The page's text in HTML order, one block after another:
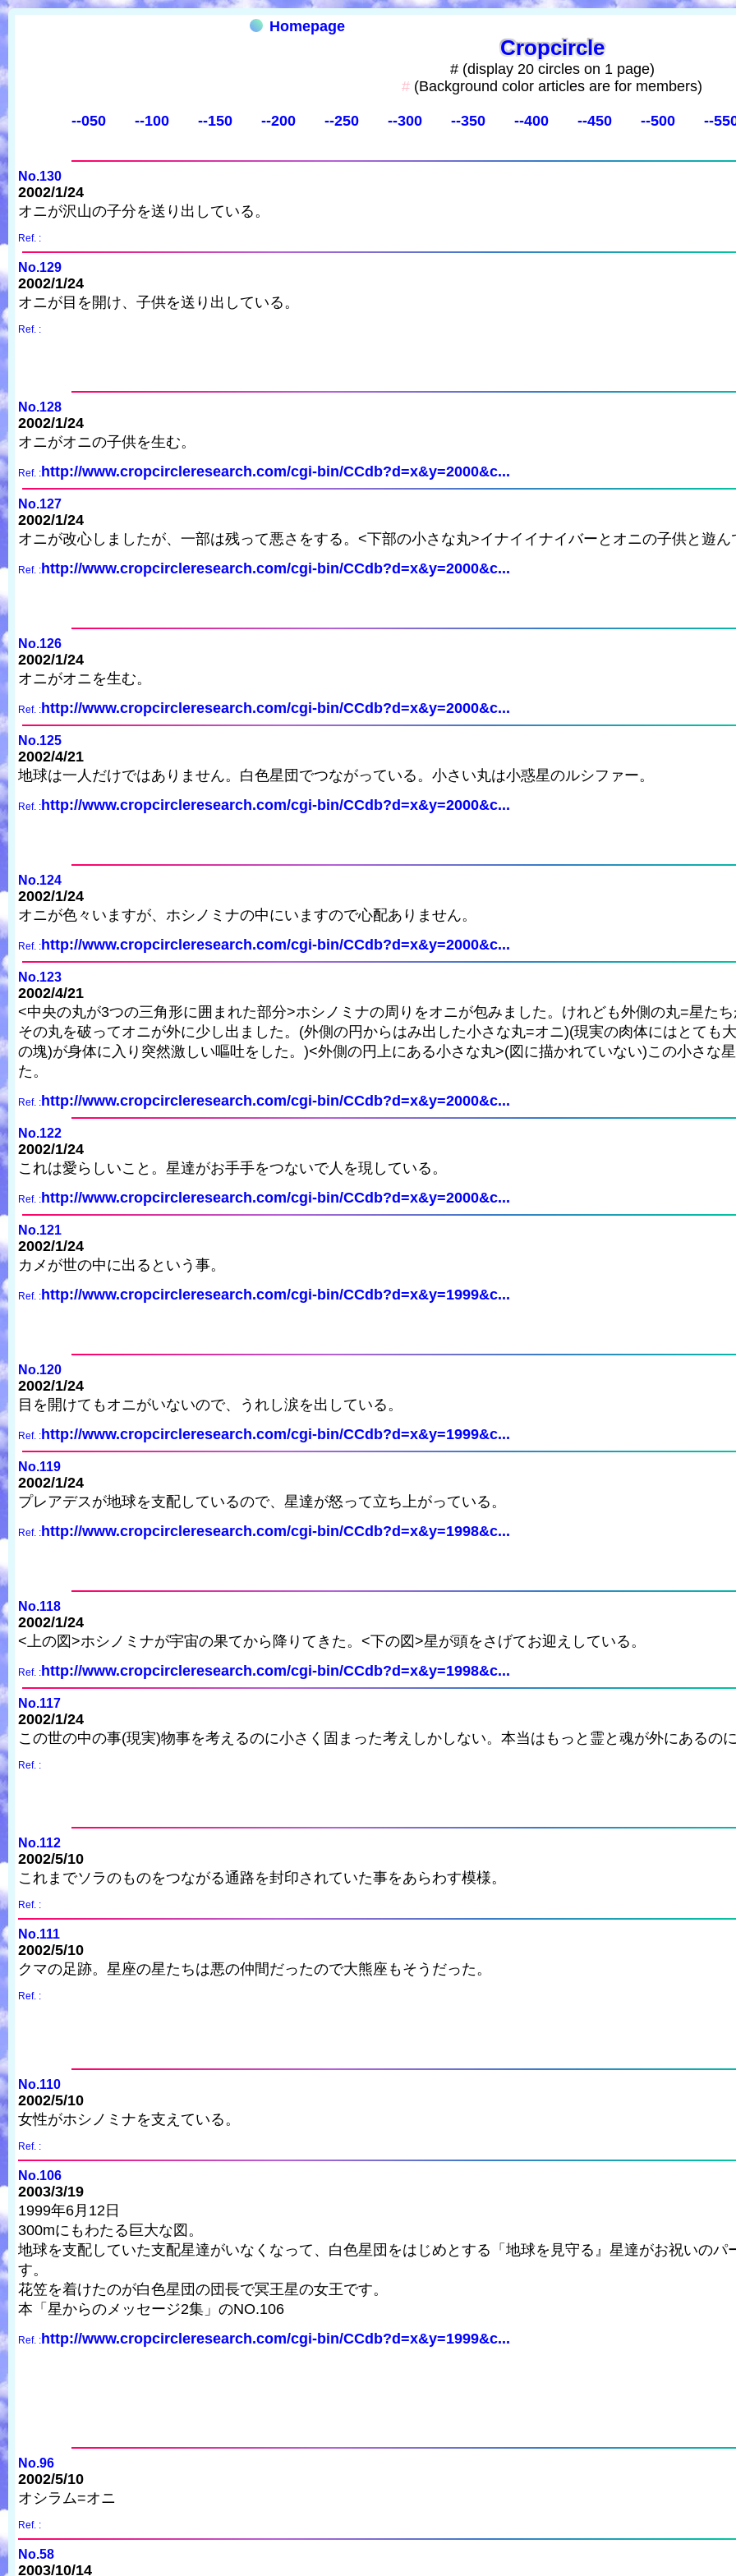
Homepage
Cropcircle
# (display 20 circles on 1 page)
# (Background color articles are for members)
--050 --100 --150 --200 --250 --300 --350 --400 --450 --500 --
No.130
2002/1/24
オニが沢山の子分を送り出している。
Ref. :
No.129
2002/1/24
オニが目を開け、子供を送り出している。
Ref. :
No.128
2002/1/24
オニがオニの子供を生む。
Ref. : http://www.cropcircleresearch.com/cgi-bin/CCdb?d=x&y=2000&c...
No.127
2002/1/24
オニが改心しましたが、一部は残って悪さをする。<下部の小さな丸>イナイイナイバーとオニの子供と遊
Ref. : http://www.cropcircleresearch.com/cgi-bin/CCdb?d=x&y=2000&c...
No.126
2002/1/24
オニがオニを生む。
Ref. : http://www.cropcircleresearch.com/cgi-bin/CCdb?d=x&y=2000&c...
No.125
2002/4/21
地球は一人だけではありません。白色星団でつながっている。小さい丸は小惑星のルシファー。
Ref. : http://www.cropcircleresearch.com/cgi-bin/CCdb?d=x&y=2000&c...
No.124
2002/1/24
オニが色々いますが、ホシノミナの中にいますので心配ありません。
Ref. : http://www.cropcircleresearch.com/cgi-bin/CCdb?d=x&y=2000&c...
No.123
2002/4/21
<中央の丸が3つの三角形に囲まれた部分>ホシノミナの周りをオニが包みました。けれども外側の丸=星た
その丸を破ってオニが外に少し出ました。(外側の円からはみ出した小さな丸=オニ)(現実の肉体にはとても
の塊)が身体に入り突然激しい嘔吐をした。)<外側の円上にある小さな丸>(図に描かれていない)この小さな
た。
Ref. : http://www.cropcircleresearch.com/cgi-bin/CCdb?d=x&y=2000&c...
No.122
2002/1/24
これは愛らしいこと。星達がお手手をつないで人を現している。
Ref. : http://www.cropcircleresearch.com/cgi-bin/CCdb?d=x&y=2000&c...
No.121
2002/1/24
カメが世の中に出るという事。
Ref. : http://www.cropcircleresearch.com/cgi-bin/CCdb?d=x&y=1999&c...
No.120
2002/1/24
目を開けてもオニがいないので、うれし涙を出している。
Ref. : http://www.cropcircleresearch.com/cgi-bin/CCdb?d=x&y=1999&c...
No.119
2002/1/24
プレアデスが地球を支配しているので、星達が怒って立ち上がっている。
Ref. : http://www.cropcircleresearch.com/cgi-bin/CCdb?d=x&y=1998&c...
No.118
2002/1/24
<上の図>ホシノミナが宇宙の果てから降りてきた。<下の図>星が頭をさげてお迎えしている。
Ref. : http://www.cropcircleresearch.com/cgi-bin/CCdb?d=x&y=1998&c...
No.117
2002/1/24
この世の中の事(現実)物事を考えるのに小さく固まった考えしかしない。本当はもっと霊と魂が外にあるの
Ref. :
No.112
2002/5/10
これまでソラのものをつながる通路を封印されていた事をあらわす模様。
Ref. :
No.111
2002/5/10
クマの足跡。星座の星たちは悪の仲間だったので大熊座もそうだった。
Ref. :
No.110
2002/5/10
女性がホシノミナを支えている。
Ref. :
No.106
2003/3/19
1999年6月12日
300mにもわたる巨大な図。
地球を支配していた支配星達がいなくなって、白色星団をはじめとする「地球を見守る』星達がお祝いのパ
す。
花笠を着けたのが白色星団の団長で冥王星の女王です。
本「星からのメッセージ2集」のNO.106
Ref. : http://www.cropcircleresearch.com/cgi-bin/CCdb?d=x&y=1999&c...
No.96
2002/5/10
オシラム=オニ
Ref. :
No.58
2003/10/14